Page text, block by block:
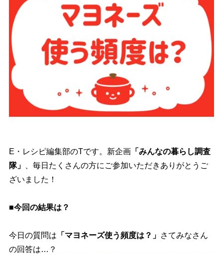
E・レシピ編集部のTです。新企画「みんなの暮らし調査
隊」
、毎日たくさんの方にご参加いただきありがとうご
ざいました！
■今回の結果は？
今日の質問は 「マヨネーズ使う頻度は？」 さてみなさん
の回答は…？